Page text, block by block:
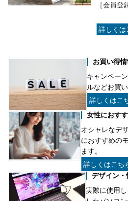
［会員登
詳しくは
お買い得情
キャンペー
ルなどお買
詳しくはこ
女性におす
オシャレなデ
におすすめの
ます。
詳しくはこち
デザイン・
実際に使用